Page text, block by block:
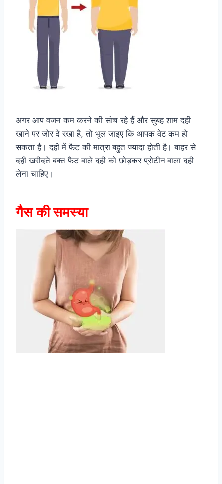
अगर आप वजन कम करने की सोच रहे हैं और सुबह शाम दही
खाने पर जोर दे रखा है, तो भूल जाइए कि आपक वेट कम हो
सकता है। दही में फैट की मात्रा बहुत ज्यादा होती है। बाहर से
दही खरीदते वक्त फैट वाले दही को छोड़कर प्रोटीन वाला दही
लेना चाहिए।
गैस की समस्या